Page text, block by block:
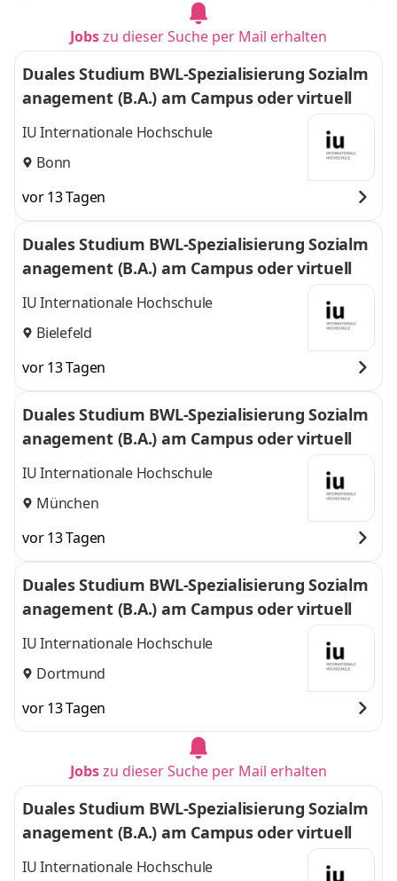
Jobszu dieser Suche per Mail erhalten
Duales Studium BWL-Spezialisierung Sozialm
anagement (B.A.) am Campus oder virtuell
IU Internationale Hochschule
Bonn
vor 13 Tagen
Duales Studium BWL-Spezialisierung Sozialm
anagement (B.A.) am Campus oder virtuell
IU Internationale Hochschule
Bielefeld
vor 13 Tagen
Duales Studium BWL-Spezialisierung Sozialm
anagement (B.A.) am Campus oder virtuell
IU Internationale Hochschule
München
vor 13 Tagen
Duales Studium BWL-Spezialisierung Sozialm
anagement (B.A.) am Campus oder virtuell
IU Internationale Hochschule
Dortmund
vor 13 Tagen
Jobszu dieser Suche per Mail erhalten
Duales Studium BWL-Spezialisierung Sozialm
anagement (B.A.) am Campus oder virtuell
IU Internationale Hochschule